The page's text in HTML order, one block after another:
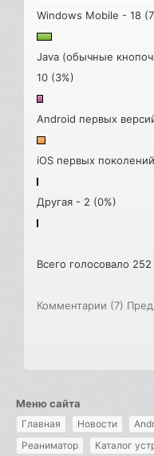
Windows Mobile - 18
Java (обычные
10 (3%)
Android первых
iOS первых
Другая - 2 (0%)
Всего голосовало
Комментарии (7)
Меню сайта
Главная Новости
Реаниматор
Каталог